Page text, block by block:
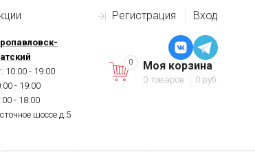
Регистрация Вход
10:00 - 19:00
- 19:00
- 18:00
шоссе д.5
Моя корзина
0 товаров 0 руб.
0